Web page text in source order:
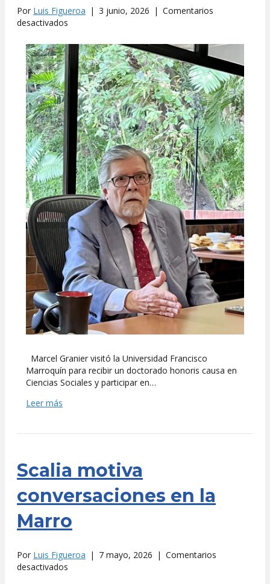
Por Luis Figueroa | 3 junio, 2026 | Comentarios
desactivados
medios
libertad
Marcel Granier visitó la Universidad Francisco
Marroquín para recibir un doctorado honoris causa en
Ciencias Sociales y participar en…
Leer más
Scalia motiva
conversaciones en la
Marro
Por Luis Figueroa | 7 mayo, 2026 | Comentarios
desactivados